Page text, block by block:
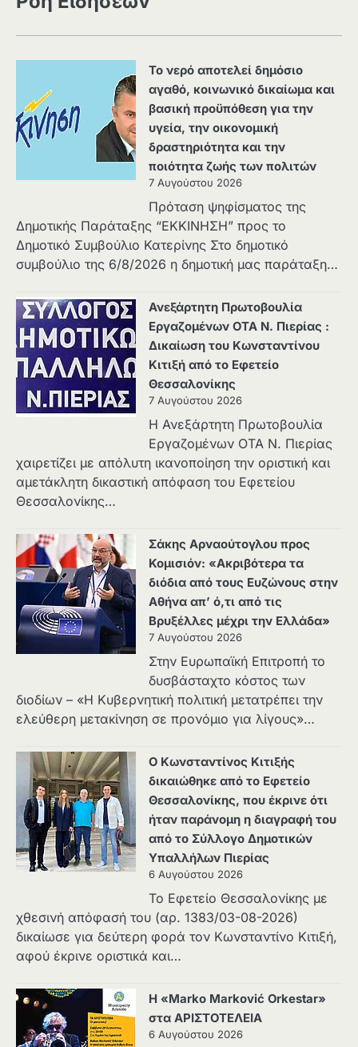
Το νερό αποτελεί δημόσιο
αγαθό, κοινωνικό δικαίωμα και
βασική προϋπόθεση για την
υγεία, την οικονομική
δραστηριότητα και την
ποιότητα ζωής των πολιτών
7 Αυγούστου 2026
Πρόταση ψηφίσματος της
Δημοτικής Παράταξης “ΕΚΚΙΝΗΣΗ” προς το
Δημοτικό Συμβούλιο Κατερίνης Στο δημοτικό
συμβούλιο της 6/8/2026 η δημοτική μας παράταξη…
Ανεξάρτητη Πρωτοβουλία
Εργαζομένων ΟΤΑ Ν. Πιερίας :
Δικαίωση του Κωνσταντίνου
Κιτιξή από το Εφετείο
Θεσσαλονίκης
7 Αυγούστου 2026
Η Ανεξάρτητη Πρωτοβουλία
Εργαζομένων ΟΤΑ Ν. Πιερίας
χαιρετίζει με απόλυτη ικανοποίηση την οριστική και
αμετάκλητη δικαστική απόφαση του Εφετείου
Θεσσαλονίκης…
Σάκης Αρναούτογλου προς
Κομισιόν: «Ακριβότερα τα
διόδια από τους Ευζώνους στην
Αθήνα απ’ ό,τι από τις
Βρυξέλλες μέχρι την Ελλάδα»
7 Αυγούστου 2026
Στην Ευρωπαϊκή Επιτροπή το
δυσβάσταχτο κόστος των
διοδίων – «Η Κυβερνητική πολιτική μετατρέπει την
ελεύθερη μετακίνηση σε προνόμιο για λίγους»…
Ο Κωνσταντίνος Κιτιξής
δικαιώθηκε από το Εφετείο
Θεσσαλονίκης, που έκρινε ότι
ήταν παράνομη η διαγραφή του
από το Σύλλογο Δημοτικών
Υπαλλήλων Πιερίας
6 Αυγούστου 2026
Το Εφετείο Θεσσαλονίκης με
χθεσινή απόφασή του (αρ. 1383/03-08-2026)
δικαίωσε για δεύτερη φορά τον Κωνσταντίνο Κιτιξή,
αφού έκρινε οριστικά και…
Η «Marko Marković Orkestar»
στα ΑΡΙΣΤΟΤΕΛΕΙΑ
6 Αυγούστου 2026